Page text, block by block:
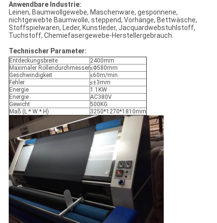
Anwendbare Industrie:
Leinen, Baumwollgewebe, Maschenware, gesponnene,
nichtgewebte Baumwolle, steppend, Vorhänge, Bettwäsche,
Stoffspielwaren, Leder, Kunstleder, Jacquardwebstuhlstoff,
Tuchstoff, Chemiefasergewebe-Herstellergebrauch.
Technischer Parameter:
Entdeckungsbreite
2400mm
Maximaler Rollendurchmesser≤Φ580mm
Geschwindigkeit
≤60m/min
Fehler
≤±3mm
Energie
1.1KW
Energie
AC380V
Gewicht
500KG
Maß (L * W * H)
3250*1270*1810mm